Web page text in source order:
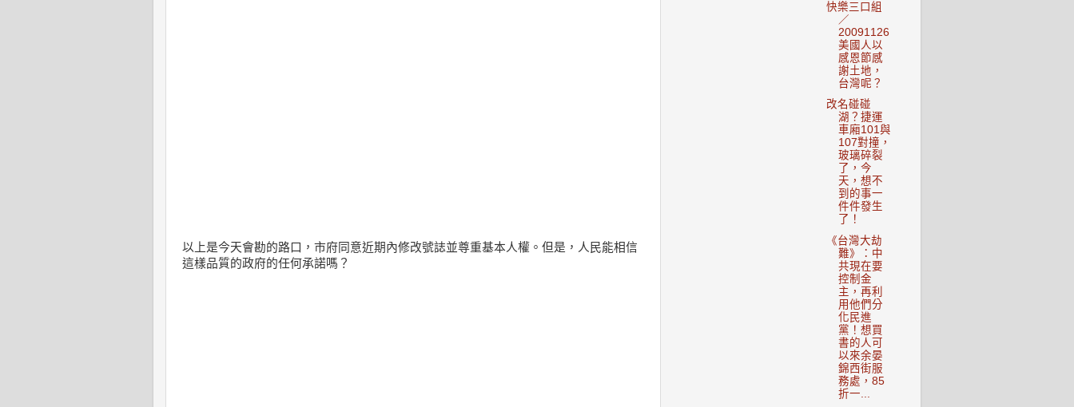
以上是今天會勘的路口，市府同意近期內修改號誌並尊重基本人權。但是，人民能相信
這樣品質的政府的任何承諾嗎？
快樂三口組
／
20091126
美國人以
感恩節感
謝土地，
台灣呢？
改名碰碰
湖？捷運
車廂101與
107對撞，
玻璃碎裂
了，今
天，想不
到的事一
件件發生
了！
《台灣大劫
難》：中
共現在要
控制金
主，再利
用他們分
化民進
黨！想買
書的人可
以來余晏
錦西街服
務處，85
折一...